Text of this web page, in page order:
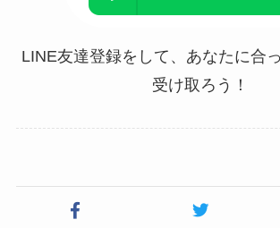
LINE友達登録をして、あなたに合
受け取ろう！